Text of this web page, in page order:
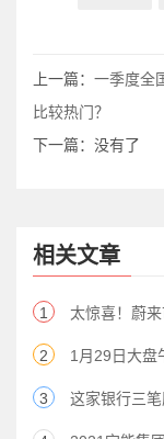
上一篇： 一季度全
比较热门？
下一篇：没有了
相关文章
1 太惊喜！蔚来市值超
2 1月29日大盘
3 这家银行三笔股权被